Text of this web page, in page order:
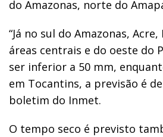
do Amazonas, norte do
“Já no sul do Amazonas,
áreas centrais e do oeste do
ser inferior a 50 mm,
em Tocantins, a previsão é
boletim do Inmet.
O tempo seco é previsto